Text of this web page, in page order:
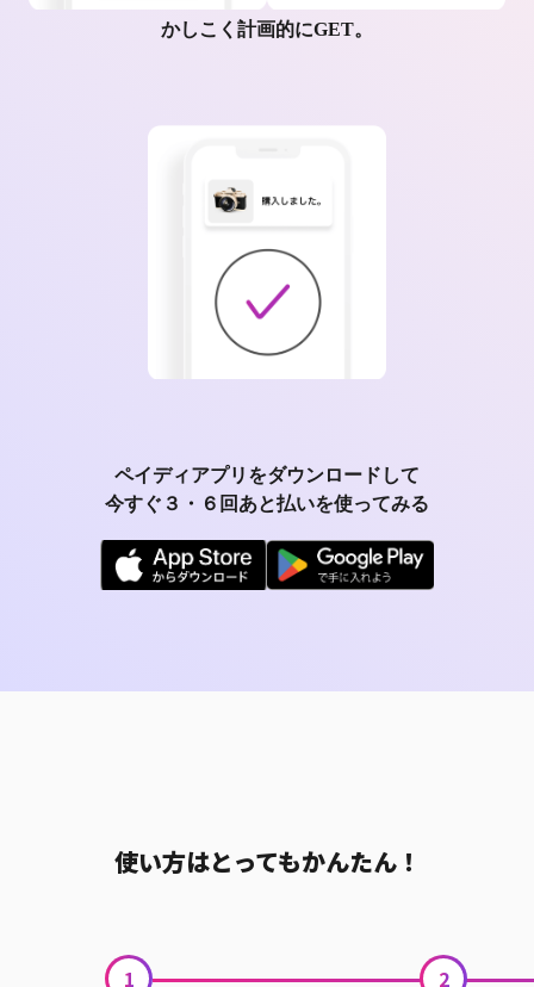
かしこく計画的にGET。
ペイディアプリをダウンロードして
今すぐ３・６回あと払いを使ってみる
使い方はとってもかんたん！
1 2